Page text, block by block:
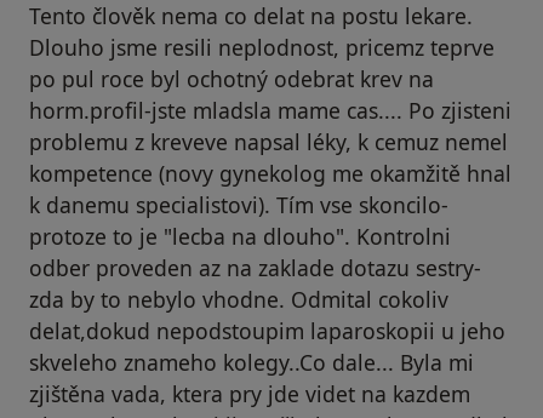
Tento člověk nema co delat na postu lekare.
Dlouho jsme resili neplodnost, pricemz teprve
po pul roce byl ochotný odebrat krev na
horm.profil-jste mladsla mame cas.... Po zjisteni
problemu z kreveve napsal léky, k cemuz nemel
kompetence (novy gynekolog me okamžitě hnal
k danemu specialistovi). Tím vse skoncilo-
protoze to je "lecba na dlouho". Kontrolni
odber proveden az na zaklade dotazu sestry-
zda by to nebylo vhodne. Odmital cokoliv
delat,dokud nepodstoupim laparoskopii u jeho
skveleho znameho kolegy..Co dale... Byla mi
zjištěna vada, ktera pry jde videt na kazdem